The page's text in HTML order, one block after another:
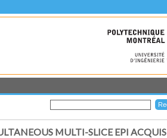
MULTI-SLICE EPI